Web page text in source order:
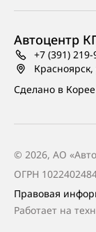
Сделано в Корее
Автоцентр
+7 (391)
© 2026, АО
ОГРН
Правовая
Работает на